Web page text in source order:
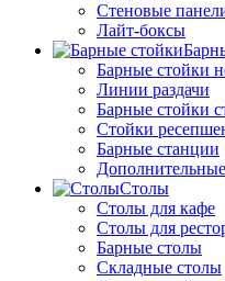
Стеновые
Лайт-боксы
Барные стойки
Линии раздачи
Барные стойки
Стойки
Барные станции
Столы
Столы для кафе
Столы для
Барные столы
Складные столы